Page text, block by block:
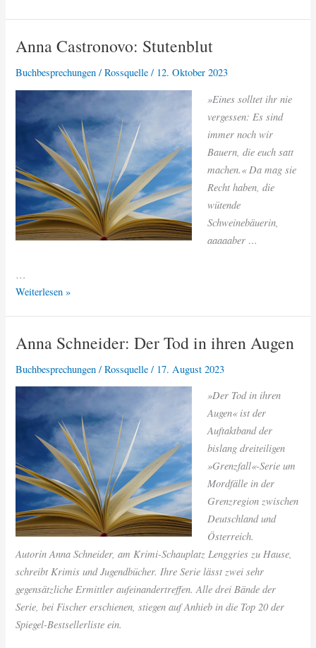
Anna Castronovo: Stutenblut
Buchbesprechungen /Rossquelle/ 12. Oktober 2023
»Eines solltet ihr nie
vergessen: Es sind
immer noch wir
Bauern, die euch satt
machen.« Da mag sie
Recht haben, die
wütende
Schweinebäuerin,
aaaaaber …
…
Anna
Weiterlesen »
Anna Schneider: Der Tod in ihren Augen
Buchbesprechungen /Rossquelle/ 17. August 2023
»Der Tod in ihren
Augen« ist der
Auftaktband der
bislang dreiteiligen
»Grenzfall«-Serie um
Mordfälle in der
Grenzregion zwischen
Deutschland und
Österreich.
Autorin Anna Schneider, am Krimi-Schauplatz Lenggries zu Hause,
schreibt Krimis und Jugendbücher. Ihre Serie lässt zwei sehr
gegensätzliche Ermittler aufeinandertreffen. Alle drei Bände der
Serie, bei Fischer erschienen, stiegen auf Anhieb in die Top 20 der
Spiegel-Bestsellerliste ein.